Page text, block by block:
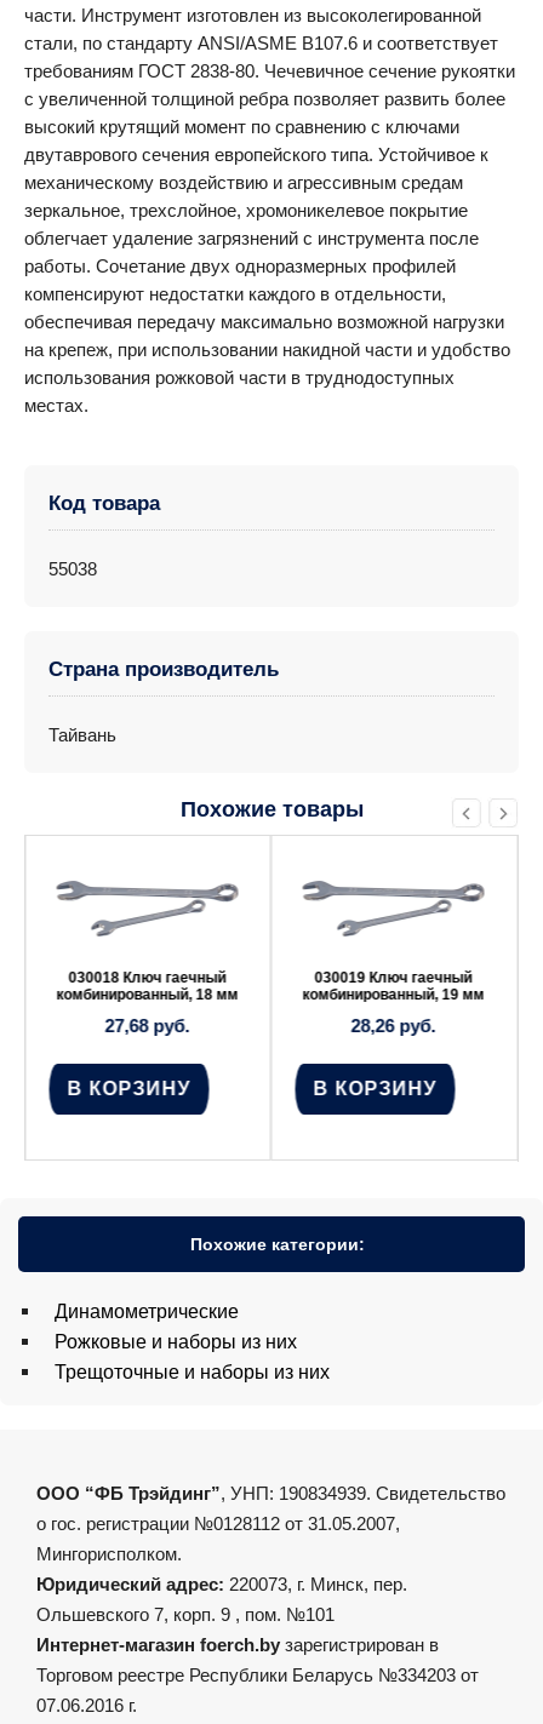
части. Инструмент изготовлен из высоколегированной
стали, по стандарту ANSI/ASME B107.6 и соответствует
требованиям ГОСТ 2838-80. Чечевичное сечение рукоятки
с увеличенной толщиной ребра позволяет развить более
высокий крутящий момент по сравнению с ключами
двутаврового сечения европейского типа. Устойчивое к
механическому воздействию и агрессивным средам
зеркальное, трехслойное, хромоникелевое покрытие
облегчает удаление загрязнений с инструмента после
работы. Сочетание двух одноразмерных профилей
компенсируют недостатки каждого в отдельности,
обеспечивая передачу максимально возможной нагрузки
на крепеж, при использовании накидной части и удобство
использования рожковой части в труднодоступных
местах.
Код товара
55038
Страна производитель
Тайвань
Похожие товары
030019 Ключ гаечный
комбинированный, 19 мм
28,26руб.
В КОРЗИНУ
030021 Ключ гаечный
комбинированный, 21 мм
34,62руб.
В КОРЗИНУ
Похожие категории:
Динамометрические
Рожковые и наборы из них
Трещоточные и наборы из них
ООО “ФБ Трэйдинг”, УНП: 190834939. Свидетельство
о гос. регистрации №0128112 от 31.05.2007,
Мингорисполком.
Юридический адрес: 220073, г. Минск, пер.
Ольшевского 7, корп. 9 , пом. №101
Интернет-магазин foerch.by зарегистрирован в
Торговом реестре Республики Беларусь №334203 от
07.06.2016 г.